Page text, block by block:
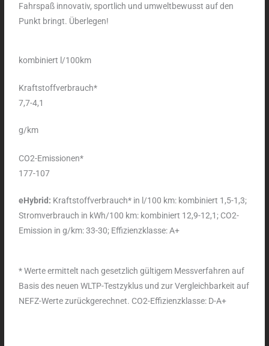
Fahrspaß innovativ, sportlich und umweltbewusst auf den
Punkt bringt. Überlegen!
kombiniert l/100km
Kraftstoffverbrauch*
7,7-4,1
g/km
CO2-Emissionen*
177-107
eHybrid: Kraftstoffverbrauch* in l/100 km: kombiniert 1,5-1,3;
Stromverbrauch in kWh/100 km: kombiniert 12,9-12,1; CO2-
Emission in g/km: 33-30; Effizienzklasse: A+
* Werte ermittelt nach gesetzlich gültigem Messverfahren auf
Basis des neuen WLTP-Testzyklus und zur Vergleichbarkeit auf
NEFZ-Werte zurückgerechnet. CO2-Effizienzklasse: D-A+